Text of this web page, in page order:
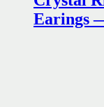
Earings